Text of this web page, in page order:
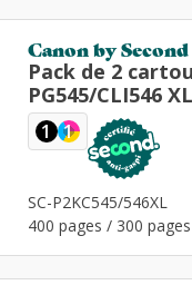
Canon by Second
Pack de 2
PG545/CLI546
1 1
SC-P2KC545/546XL
400 pages / 300 pages